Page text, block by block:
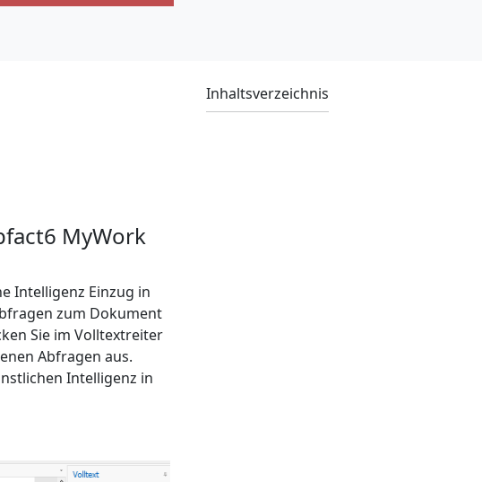
MyWork
Intelligenz Einzug in
zum Dokument
Sie im Volltextreiter
Abfragen aus.
Intelligenz in
Inhaltsverzeichnis